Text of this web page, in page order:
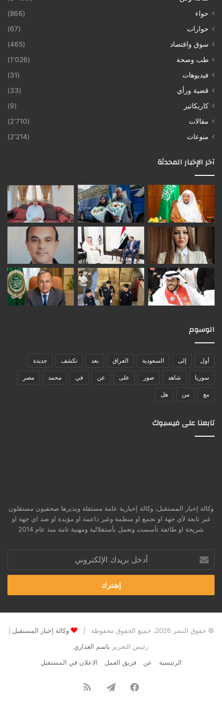
حواء
(866)
حوارات
(67)
سوق واقتصاد
(465)
طب وصحة
(1٬026)
فيديوهات
(31)
قضية ورأي
(33)
كاريكاتير
(9)
مقالات
(2٬710)
منوعات
(2٬214)
آخر الإخبار المحدثة
الوسوم
أول إلى السعودية العراق بعد تكشف جديدة
سوريا شاهد صور على عن في محمد مصر
مع من هل
تابعنا على فيسبوك
وكالة إخبار المستقبل، وكالة إخبارية عامة مستقلة ويديرها صحفيون مستقلون
غير تابعة لأي جهة او تجمع او منظمة وغير داعمة او مؤيدة او ضد اي جهة او
شريحة او طائفة تأسست وتعمل بأستقلالية ومهنية تامة منذ عام 2014
بريدك
الإلكتروني
© حقوق النشر 2026، جميع الحقوق محفوظة | وكالة إخبار المستقبل
رئيس التحرير باسم العذاري
الرئيسية
عن فريق العمل الاعلان في المستقبل
فيسبوك تيلقرام